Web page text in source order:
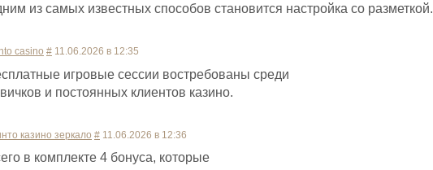
из самых известных способов становится настройка со разметкой.
casino # 11.06.2026 в 12:35
игровые сессии востребованы среди
и постоянных клиентов казино.
казино зеркало # 11.06.2026 в 12:36
в комплекте 4 бонуса, которые